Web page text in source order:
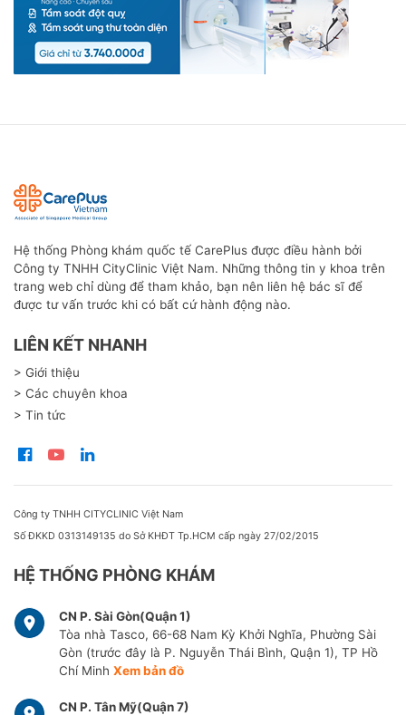
Hệ thống Phòng khám quốc tế CarePlus được điều hành bởi
Công ty TNHH CityClinic Việt Nam. Những thông tin y khoa trên
trang web chỉ dùng để tham khảo, bạn nên liên hệ bác sĩ để
được tư vấn trước khi có bất cứ hành động nào.
LIÊN KẾT NHANH
> Giới thiệu
> Các chuyên khoa
> Tin tức
Công ty TNHH CITYCLINIC Việt Nam
Số ĐKKD 0313149135 do Sở KHĐT Tp.HCM cấp ngày 27/02/2015
HỆ THỐNG PHÒNG KHÁM
CN P. Sài Gòn(Quận 1)
Tòa nhà Tasco, 66-68 Nam Kỳ Khởi Nghĩa, Phường Sài
Gòn (trước đây là P. Nguyễn Thái Bình, Quận 1), TP Hồ
Chí Minh Xem bản đồ
CN P. Tân Mỹ(Quận 7)